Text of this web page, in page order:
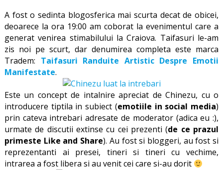
A fost o sedinta blogosferica mai scurta decat de obicei,
deoarece la ora 19:00 am coborat la evenimentul care a
generat venirea stimabilului la Craiova. Taifasuri le-am
zis noi pe scurt, dar denumirea completa este marca
Tradem: Taifasuri Randuite Artistic Despre Emotii
Manifestate.
Este un concept de intalnire apreciat de Chinezu, cu o
introducere tiptila in subiect (emotiile in social media)
prin cateva intrebari adresate de moderator (adica eu :),
urmate de discutii extinse cu cei prezenti (de ce prazul
primeste Like and Share). Au fost si bloggeri, au fost si
reprezentanti ai presei, tineri si tineri cu vechime,
intrarea a fost libera si au venit cei care si-au dorit